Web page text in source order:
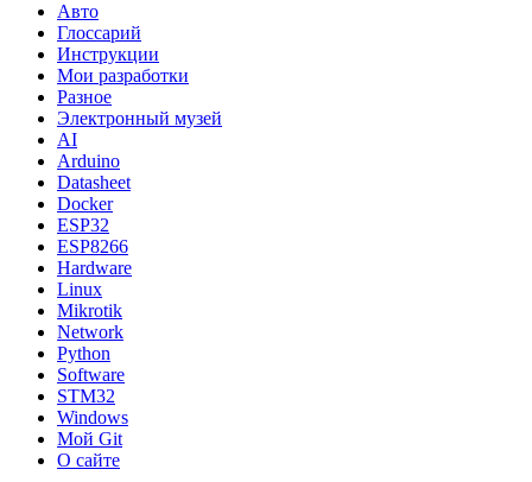
Авто
Глоссарий
Инструкции
Мои разработки
Разное
Электронный музей
AI
Arduino
Datasheet
Docker
ESP32
ESP8266
Hardware
Linux
Mikrotik
Network
Python
Software
STM32
Windows
Мой Git
О сайте